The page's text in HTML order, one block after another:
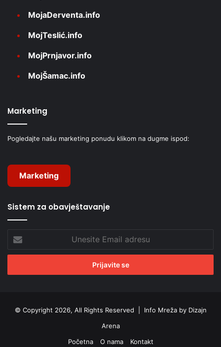
MojaDerventa.info
MojTeslić.info
MojPrnjavor.info
MojŠamac.info
Marketing
Pogledajte našu marketing ponudu klikom na dugme ispod:
Marketing
Sistem za obavještavanje
Email
adresu
© Copyright 2026, All Rights Reserved | Info Mreža by Dizajn
Arena
Početna
O nama Kontakt